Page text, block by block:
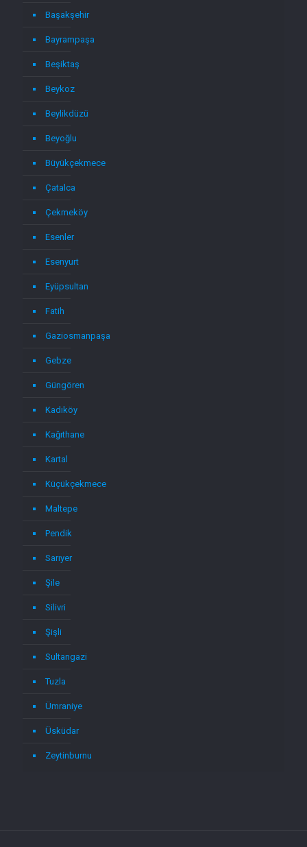
Başakşehir
Bayrampaşa
Beşiktaş
Beykoz
Beylikdüzü
Beyoğlu
Büyükçekmece
Çatalca
Çekmeköy
Esenler
Esenyurt
Eyüpsultan
Fatih
Gaziosmanpaşa
Gebze
Güngören
Kadıköy
Kağıthane
Kartal
Küçükçekmece
Maltepe
Pendik
Sarıyer
Şile
Silivri
Şişli
Sultangazi
Tuzla
Ümraniye
Üsküdar
Zeytinburnu